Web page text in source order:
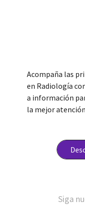
Acompaña las
en Radiología
a información
la mejor
Siga